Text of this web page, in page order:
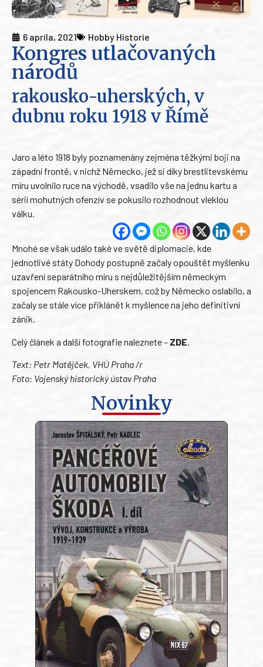
6 apríla, 2021 Hobby Historie
Kongres utlačovaných
národů
rakousko-uherských, v
dubnu roku 1918 v Římě
Jaro a léto 1918 byly poznamenány zejména těžkými boji na
západní frontě, v nichž Německo, jež si díky brestlitevskému
míru uvolnilo ruce na východě, vsadilo vše na jednu kartu a
sérií mohutných ofenzív se pokusilo rozhodnout vleklou
válku.
Mnohé se však událo také ve světě diplomacie, kde
jednotlivé státy Dohody postupně začaly opouštět myšlenku
uzavření separátního míru s nejdůležitějším německým
spojencem Rakousko-Uherskem, což by Německo oslabilo, a
začaly se stále více přiklánět k myšlence na jeho definitivní
zánik.
Celý článek a další fotografie naleznete – ZDE
Text: Petr Matějček, VHÚ Praha /r
Foto: Vojenský historický ústav Praha
Novinky